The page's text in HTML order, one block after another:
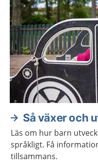
Så växer och
Läs om hur barn
språkligt. Få
tillsammans.